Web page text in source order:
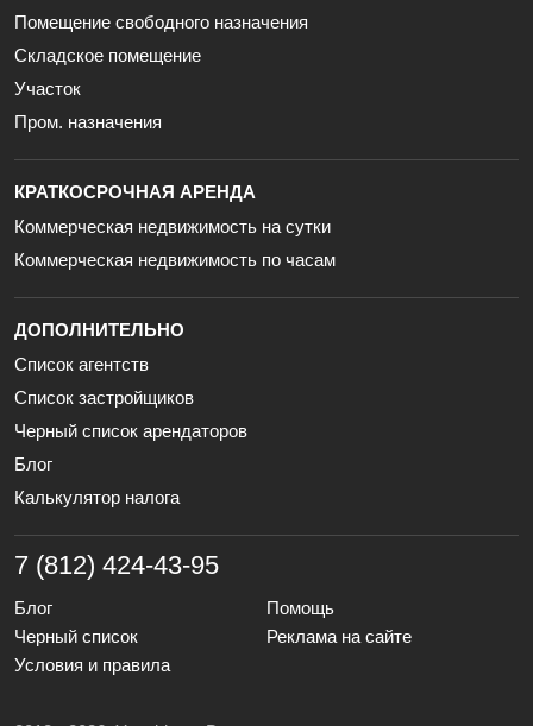
Помещение свободного назначения
Складское помещение
Участок
Пром. назначения
КРАТКОСРОЧНАЯ АРЕНДА
Коммерческая недвижимость на сутки
Коммерческая недвижимость по часам
ДОПОЛНИТЕЛЬНО
Список агентств
Список застройщиков
Черный список арендаторов
Блог
Калькулятор налога
7 (812) 424-43-95
Блог
Помощь
Черный список
Реклама на сайте
Условия и правила